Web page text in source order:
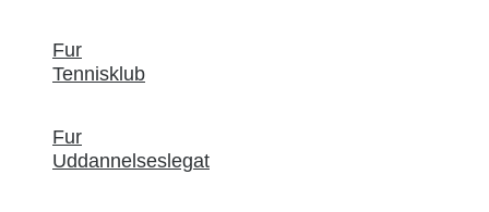
Fur
Tennisklub
Fur
Uddannelseslegat